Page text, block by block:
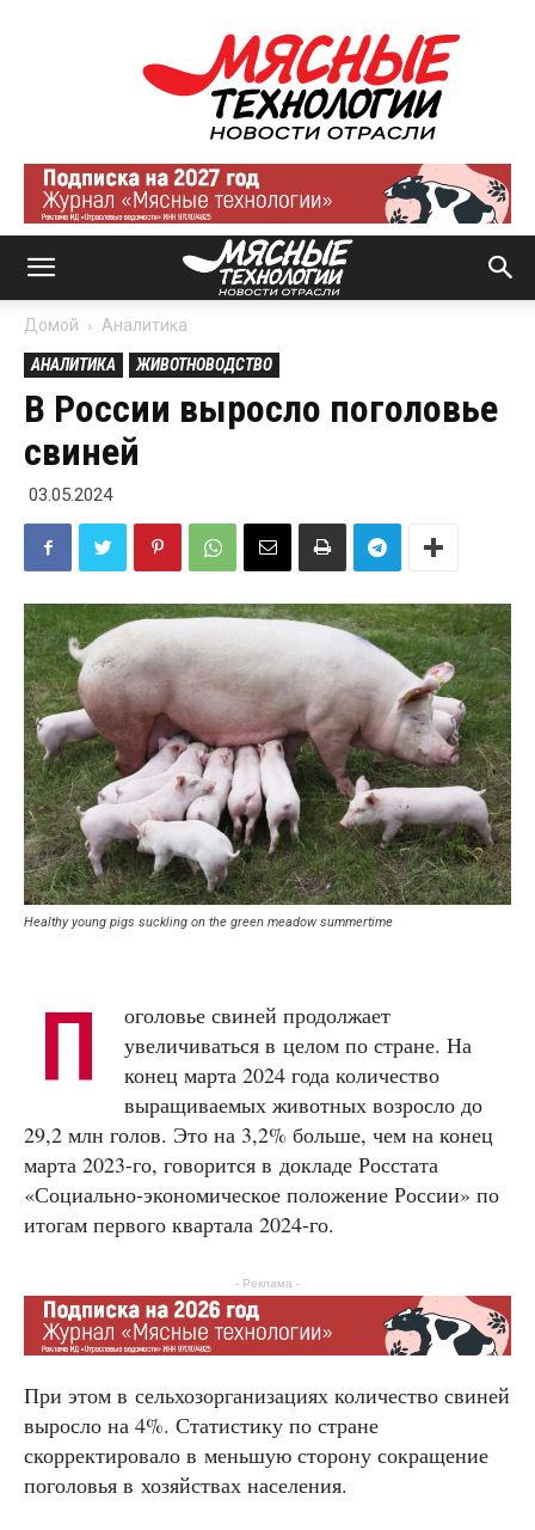
Мясные
технологии
|
Новости
отрасли
Домой Аналитика
АНАЛИТИКА ЖИВОТНОВОДСТВО
В России выросло поголовье
свиней
03.05.2024
Healthy young pigs suckling on the green meadow summertime
П
оголовье свиней продолжает
увеличиваться в целом по стране. На
конец марта 2024 года количество
выращиваемых животных возросло до
29,2 млн голов. Это на 3,2% больше, чем на конец
марта 2023-го, говорится в докладе Росстата
«Социально-экономическое положение России» по
итогам первого квартала 2024-го.
- Реклама -
При этом в сельхозорганизациях количество свиней
выросло на 4%. Статистику по стране
скорректировало в меньшую сторону сокращение
поголовья в хозяйствах населения.